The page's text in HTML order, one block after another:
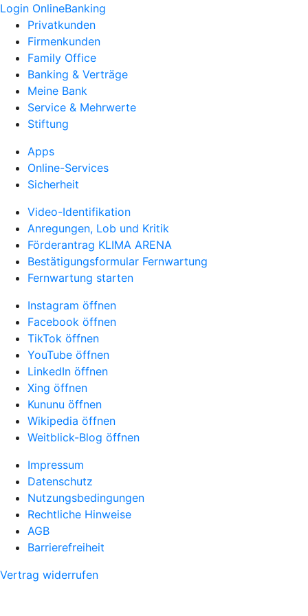
Login OnlineBanking
Privatkunden
Firmenkunden
Family Office
Banking & Verträge
Meine Bank
Service & Mehrwerte
Stiftung
Apps
Online-Services
Sicherheit
Video-Identifikation
Anregungen, Lob und Kritik
Förderantrag KLIMA ARENA
Bestätigungsformular Fernwartung
Fernwartung starten
Instagram öffnen
Facebook öffnen
TikTok öffnen
YouTube öffnen
LinkedIn öffnen
Xing öffnen
Kununu öffnen
Wikipedia öffnen
Weitblick-Blog öffnen
Impressum
Datenschutz
Nutzungsbedingungen
Rechtliche Hinweise
AGB
Barrierefreiheit
Vertrag widerrufen